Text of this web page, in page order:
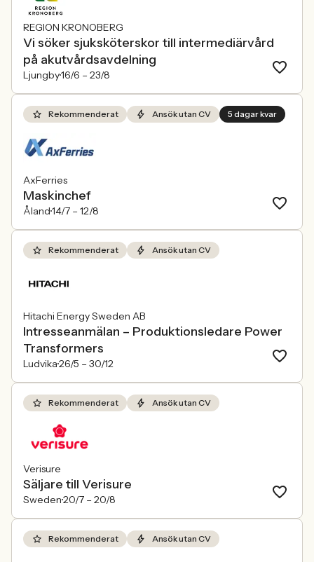
REGION KRONOBERG
Vi söker sjuksköterskor till intermediärvård
på akutvårdsavdelning
Ljungby16/6 – 23/8
Rekommenderat Ansök utan CV 5 dagar kvar
AxFerries
Maskinchef
Åland14/7 – 12/8
Rekommenderat Ansök utan CV
Hitachi Energy Sweden AB
Intresseanmälan – Produktionsledare Power
Transformers
Ludvika26/5 – 30/12
Rekommenderat Ansök utan CV
Verisure
Säljare till Verisure
Sweden20/7 – 20/8
Rekommenderat Ansök utan CV